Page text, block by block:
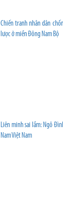
Chiến tranh nhân dân
lược ở miền Đông Nam Bộ
Liên minh sai lầm: Ngô
Nam Việt Nam